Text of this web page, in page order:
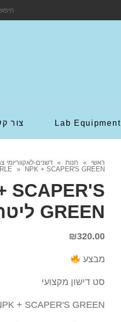
חיפוש
Lab Equipment צור
ראשי » חנות » דשנים-לאקווריומי
» NPK + SCAPER'S GREEN ליטר
SCAPER'S
GREEN ליטר
₪320.00
מבצע
סט דישון מקצועי
+ SCAPER'S GREEN